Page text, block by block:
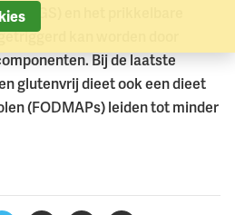
(NCGS) en het prikkelbare
kan worden door
Bij de laatste
glutenvrij dieet ook een dieet
(FODMAPs) leiden tot minder